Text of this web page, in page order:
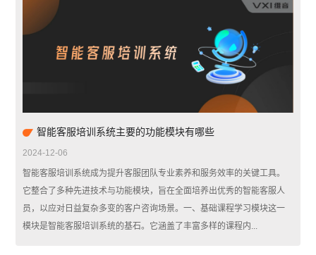
智能客服培训系统主要的功能模块有哪些
2024-12-06
智能客服培训系统成为提升客服团队专业素养和服务效率的关键工具。
它整合了多种先进技术与功能模块，旨在全面培养出优秀的智能客服人
员，以应对日益复杂多变的客户咨询场景。一、基础课程学习模块这一
模块是智能客服培训系统的基石。它涵盖了丰富多样的课程内...